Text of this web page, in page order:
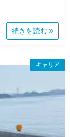
続きを読む
キャリア